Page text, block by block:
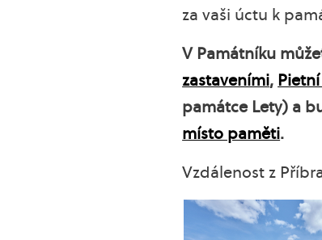
za vaši úctu k
V Památníku
zastaveními,
památce Lety) a
místo paměti.
Vzdálenost z